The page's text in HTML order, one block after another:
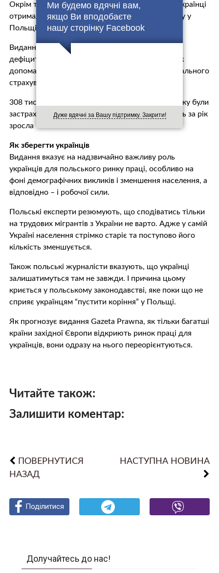
Ми будемо вдячні вам,
якщо Ви вподобаєте
нашу сторінку Facebook
Дуже вдячні за Вашу підтримку. Закрити!
Окрім того, тільки за перші півроку 2017 року українці
отримали 91 тисячу дозволів на постійну роботу у
Польщі.
Видання визнає, що окрім подолання проблеми
дефіциту робочої сили у Польщі, українці також
допомагають вирішити проблеми системи соціального
страхування, адже платять ці внески.
308 тисяч українців станом на вересень 2017 року були
застраховані у державній системі. І їхня кількість за рік
зросла на 130 тисяч.
Як зберегти українців
Видання вказує на надзвичайно важливу роль
українців для польського ринку праці, особливо на
фоні демографічних викликів і зменшення населення, а
відповідно – і робочої сили.
Польські експерти резюмують, що сподіватись тільки
на трудових мігрантів з України не варто. Адже у самій
Україні населення стрімко старіє та поступово його
кількість зменшується.
Також польські журналісти вказують, що українці
залишатимуться там не завжди. І причина цьому
криється у польському законодавстві, яке поки що не
сприяє українцям “пустити коріння” у Польщі.
Як прогнозує видання Gazeta Prawna, як тільки багатші
країни західної Європи відкриють ринок праці для
українців, вони одразу на нього переорієнтуються.
Читайте також:
Залишити коментар:
ПОВЕРНУТИСЯ
НАЗАД
НАСТУПНА НОВИНА
Поділитися
Поділитися
Поділитися
Долучайтесь до нас!